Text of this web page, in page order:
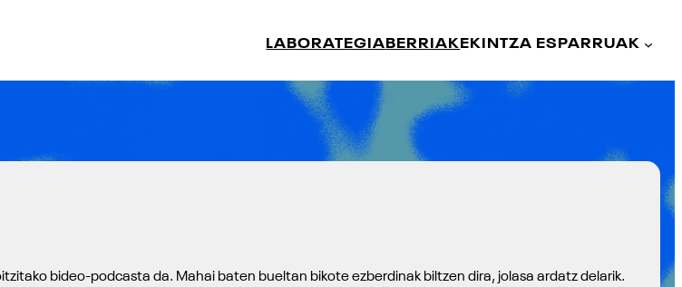
LABORATEGIA BERRIAK EKINTZA ESPARRUAK
bideo-podcasta da. Mahai baten bueltan bikote ezberdinak biltzen dira, jolasa ardatz delarik.